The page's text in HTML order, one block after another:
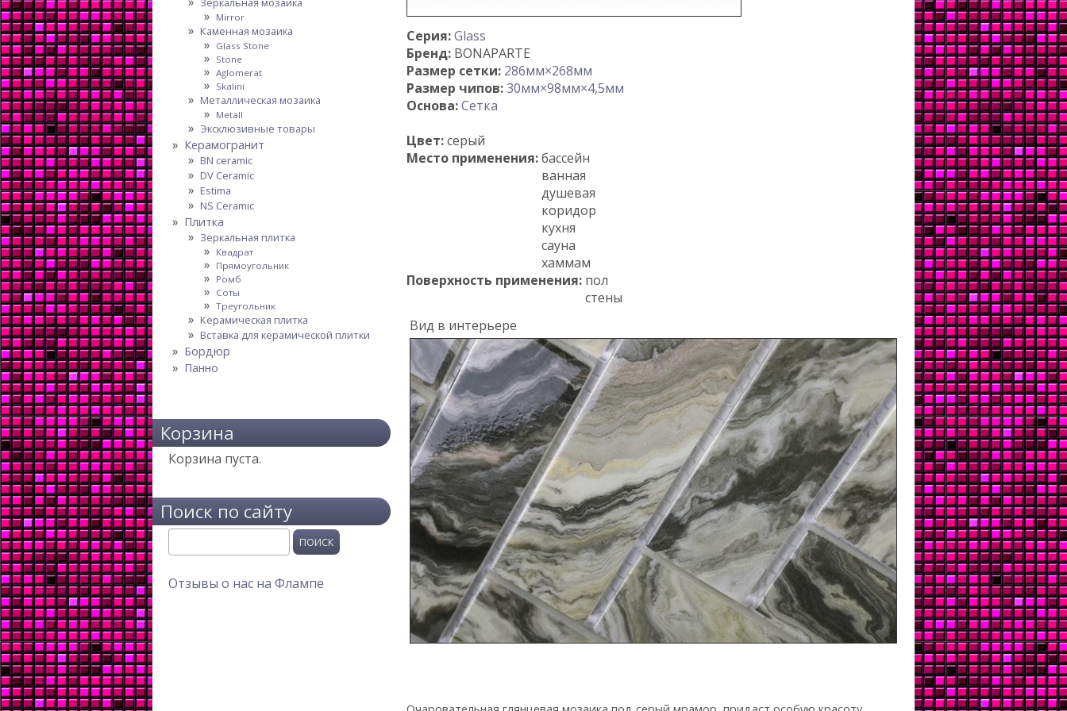
Серия:Glass
Бренд: BONAPARTE
Размер сетки: 286мм×268мм
Размер чипов:30мм×98мм×4,5мм
Основа:Сетка
Цвет:серый
Место применения:бассейн
ванная
душевая
коридор
кухня
сауна
хаммам
Поверхность применения: пол
стены
Вид в интерьере
Mirror
Каменная мозаика
Glass Stone
Stone
Aglomerat
Skalini
Металлическая мозаика
Metall
Эксклюзивные товары
Керамогранит
BN ceramic
DV Ceramic
Estima
NS Ceramic
Плитка
Зеркальная плитка
Квадрат
Прямоугольник
Ромб
Соты
Треугольник
Керамическая плитка
Вставка для керамической плитки
Бордюр
Панно
Корзина
Корзина пуста.
Поиск по сайту
Отзывы о нас на Флампе